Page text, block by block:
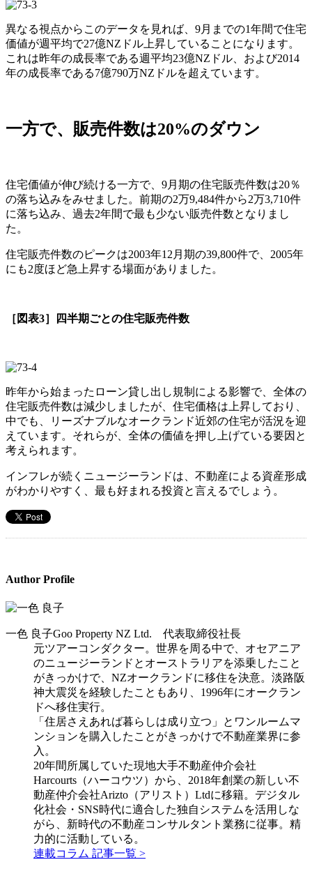
異なる視点からこのデータを見れば、9月までの1年間で住宅
価値が週平均で27億NZドル上昇していることになります。
これは昨年の成長率である週平均23億NZドル、および2014
年の成長率である7億790万NZドルを超えています。
一方で、販売件数は20%のダウン
住宅価値が伸び続ける一方で、9月期の住宅販売件数は20％
の落ち込みをみせました。前期の2万9,484件から2万3,710件
に落ち込み、過去2年間で最も少ない販売件数となりまし
た。
住宅販売件数のピークは2003年12月期の39,800件で、2005年
にも2度ほど急上昇する場面がありました。
［図表3］四半期ごとの住宅販売件数
昨年から始まったローン貸し出し規制による影響で、全体の
住宅販売件数は減少しましたが、住宅価格は上昇しており、
中でも、リーズナブルなオークランド近郊の住宅が活況を迎
えています。それらが、全体の価値を押し上げている要因と
考えられます。
インフレが続くニュージーランドは、不動産による資産形成
がわかりやすく、最も好まれる投資と言えるでしょう。
Author Profile
一色 良子Goo Property NZ Ltd. 代表取締役社長
元ツアーコンダクター。世界を周る中で、オセアニア
のニュージーランドとオーストラリアを添乗したこと
がきっかけで、NZオークランドに移住を決意。淡路阪
神大震災を経験したこともあり、1996年にオークラン
ドへ移住実行。
「住居さえあれば暮らしは成り立つ」とワンルームマ
ンションを購入したことがきっかけで不動産業界に参
入。
20年間所属していた現地大手不動産仲介会社
Harcourts（ハーコウツ）から、2018年創業の新しい不
動産仲介会社Arizto（アリスト）Ltdに移籍。デジタル
化社会・SNS時代に適合した独自システムを活用しな
がら、新時代の不動産コンサルタント業務に従事。精
力的に活動している。
連載コラム 記事一覧 >